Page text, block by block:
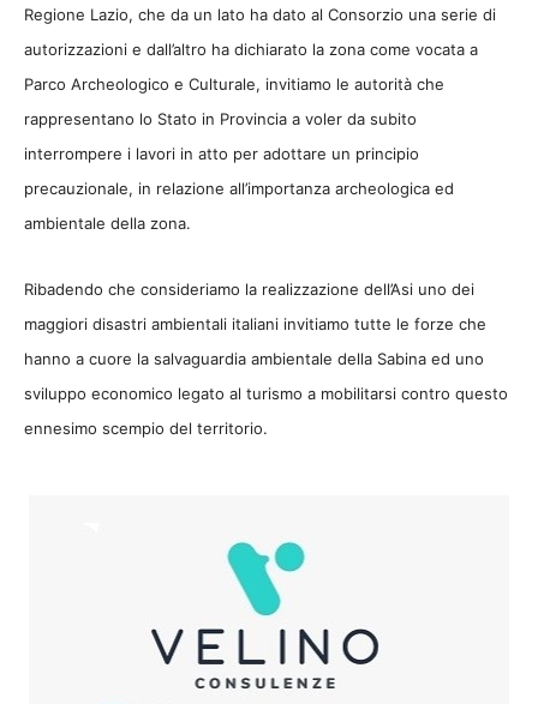
Regione Lazio, che da un lato ha dato al Consorzio una serie di
autorizzazioni e dall’altro ha dichiarato la zona come vocata a
Parco Archeologico e Culturale, invitiamo le autorità che
rappresentano lo Stato in Provincia a voler da subito
interrompere i lavori in atto per adottare un principio
precauzionale, in relazione all’importanza archeologica ed
ambientale della zona.
Ribadendo che consideriamo la realizzazione dell’Asi uno dei
maggiori disastri ambientali italiani invitiamo tutte le forze che
hanno a cuore la salvaguardia ambientale della Sabina ed uno
sviluppo economico legato al turismo a mobilitarsi contro questo
ennesimo scempio del territorio.